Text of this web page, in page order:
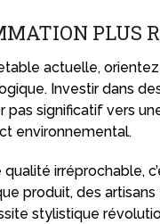
PLUS
actuelle,
Investir dans
significatif vers
environnemental.
irréprochable,
produit, des
stylistique